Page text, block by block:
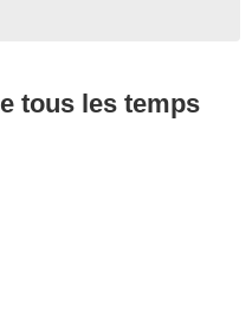
tous les temps